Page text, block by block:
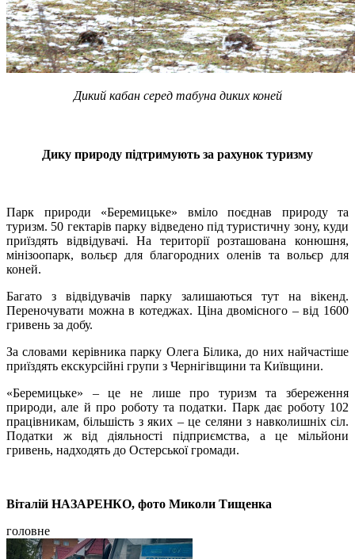
Дикий кабан серед табуна диких коней
Дику природу підтримують за рахунок туризму
Парк природи «Беремицьке» вміло поєднав природу та
туризм. 50 гектарів парку відведено під туристичну зону, куди
приїздять відвідувачі. На території розташована конюшня,
мінізоопарк, вольєр для благородних оленів та вольєр для
коней.
Багато з відвідувачів парку залишаються тут на вікенд.
Переночувати можна в котеджах. Ціна двомісного – від 1600
гривень за добу.
За словами керівника парку Олега Білика, до них найчастіше
приїздять екскурсійні групи з Чернігівщини та Київщини.
«Беремицьке» – це не лише про туризм та збереження
природи, але й про роботу та податки. Парк дає роботу 102
працівникам, більшість з яких – це селяни з навколишніх сіл.
Податки ж від діяльності підприємства, а це мільйони
гривень, надходять до Остерської громади.
Віталій НАЗАРЕНКО, фото Миколи Тищенка
головне